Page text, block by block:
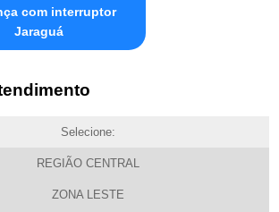
com interruptor
Jaraguá
Selecione:
REGIÃO CENTRAL
ZONA LESTE